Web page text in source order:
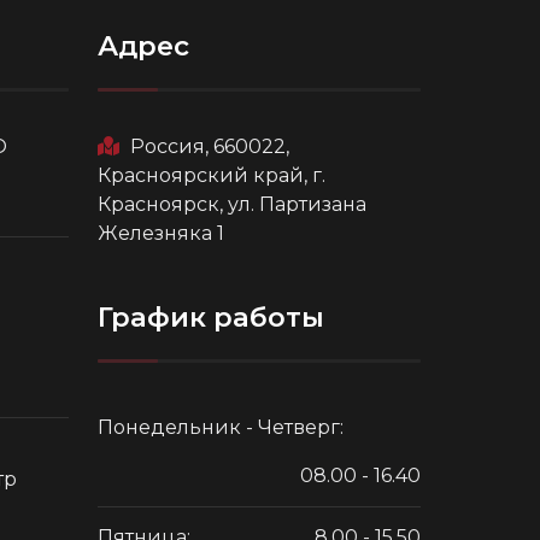
Адрес
Россия, 660022,
Красноярский край, г.
Красноярск, ул. Партизана
Железняка 1
График работы
Понедельник - Четверг:
08.00 - 16.40